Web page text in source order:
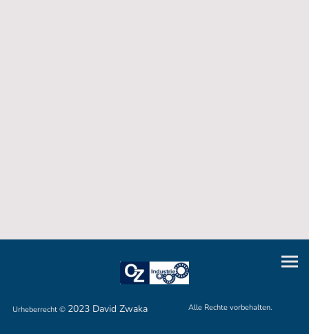
Urheberrecht © 2023 David Zwaka Alle Rechte vorbehalten.